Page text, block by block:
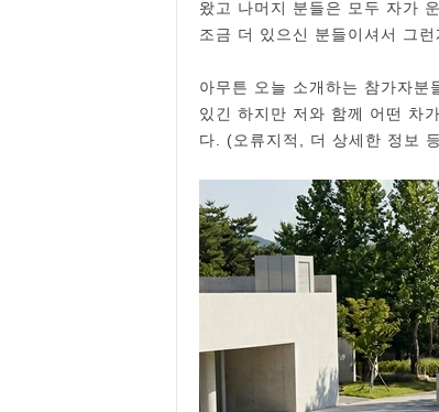
왔고 나머지 분들은 모두 자가
조금 더 있으신 분들이셔서 그런
아무튼 오늘 소개하는 참가자
있긴 하지만 저와 함께 어떤 차
다. (오류지적, 더 상세한 정보